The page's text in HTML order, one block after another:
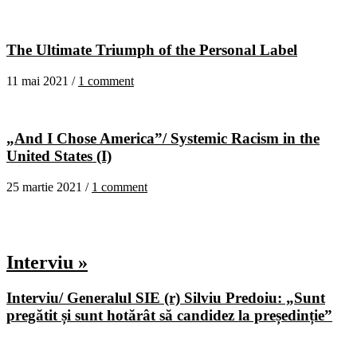
The Ultimate Triumph of the Personal Label
11 mai 2021 / 1 comment
„And I Chose America”/ Systemic Racism in the
United States (I)
25 martie 2021 / 1 comment
Interviu »
Interviu/ Generalul SIE (r) Silviu Predoiu: „Sunt
pregătit și sunt hotărât să candidez la președinție”